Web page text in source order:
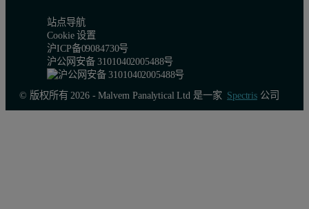
站点导航
Cookie 设置
沪ICP备09084730号
沪公网安备 31010402005488号
© 版权所有 2026 - Malvern Panalytical Ltd 是一家 Spectris公司